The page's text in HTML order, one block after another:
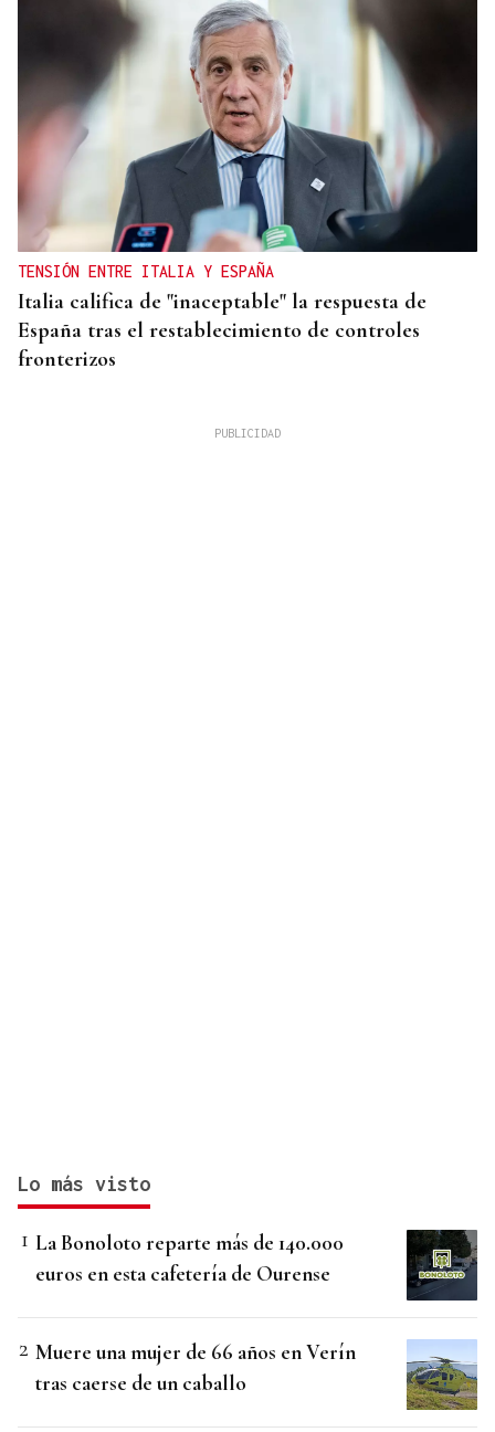
TENSIÓN ENTRE ITALIA Y ESPAÑA
Italia califica de "inaceptable" la respuesta de
España tras el restablecimiento de controles
fronterizos
Lo más visto
La Bonoloto reparte más de 140.000
euros en esta cafetería de Ourense
Muere una mujer de 66 años en Verín
tras caerse de un caballo